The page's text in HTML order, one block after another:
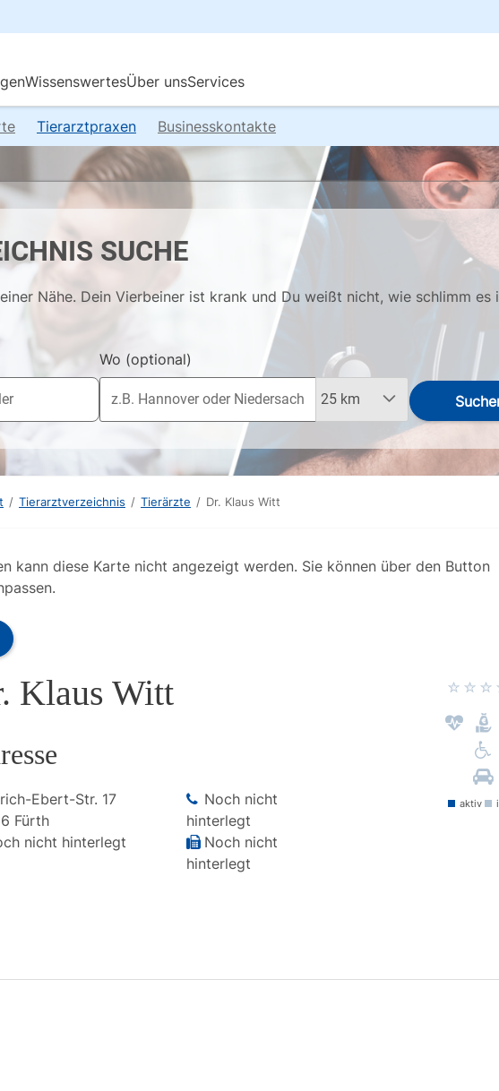
Tierarztpraxen Businesskontakte
SUCHE
Nähe. Dein Vierbeiner ist krank und Du weißt nicht, wie schlimm es
Wo (optional)
/ Tierarztverzeichnis / Tierärzte / Dr. Klaus Witt
kann diese Karte nicht angezeigt werden. Sie können über den Button
Klaus Witt
Ebert-Str. 17
Fürth
nicht hinterlegt
Noch nicht
hinterlegt
Noch nicht
hinterlegt
aktiv